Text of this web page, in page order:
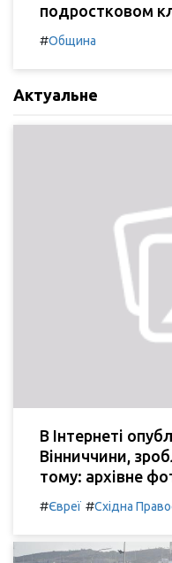
подростковом
#Община
Актуальне
В Інтернеті
Вінниччини,
тому: архівне
#Євреї #Східна